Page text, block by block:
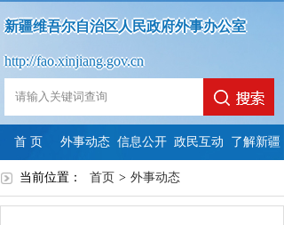
新疆维吾尔自治区人民政府外事办公室
http://fao.xinjiang.gov.cn
首 页 外事动态 信息公开
政政法依政
政民互动 了解新疆
当前位置： 首页 > 外事动态